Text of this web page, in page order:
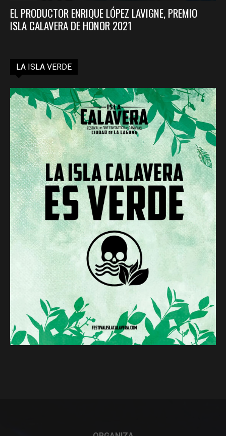
EL PRODUCTOR ENRIQUE LÓPEZ LAVIGNE, PREMIO
ISLA CALAVERA DE HONOR 2021
LA ISLA VERDE